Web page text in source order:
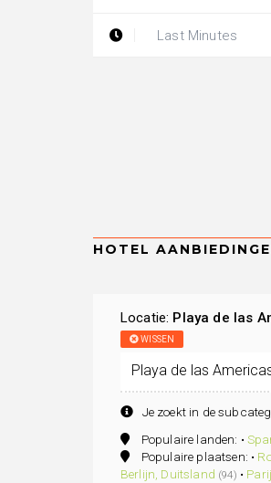
Last Minutes
Locatie: Playa de las
WISSEN
Je zoekt in de
Populaire landen: •
Populaire plaatsen: •
Berlijn, Duitsland (94) •